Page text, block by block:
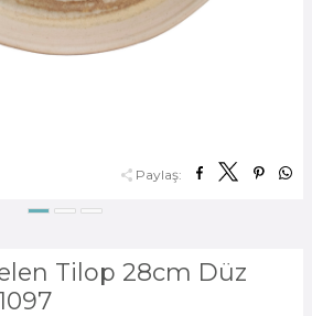
Paylaş:
Tilop 28cm Düz